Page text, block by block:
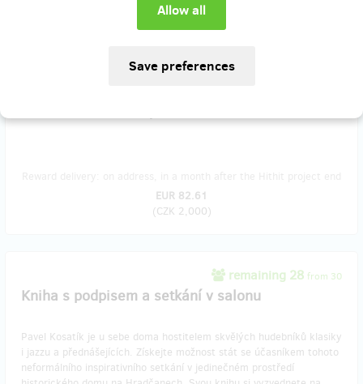
EUR 82.61
(CZK 2,000)
remaining 28 from 30
Kniha s podpisem a setkání v salonu
Pavel Kosatík je u sebe doma hostitelem skvělých hudebníků klasiky
i jazzu a přednášejících. Získejte možnost stát se účasníkem tohoto
neformálního inspirativního setkání v jedinečném prostředí